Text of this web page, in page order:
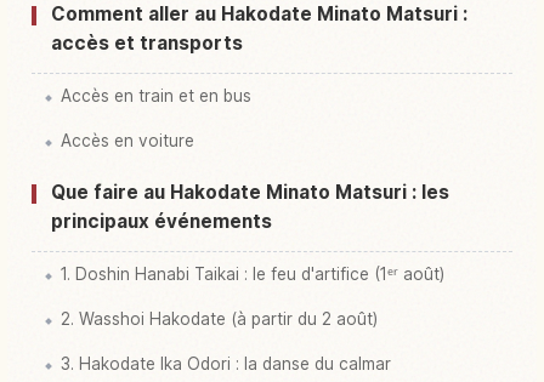
Comment aller au Hakodate Minato Matsuri :
accès et transports
Accès en train et en bus
Accès en voiture
Que faire au Hakodate Minato Matsuri : les
principaux événements
1. Doshin Hanabi Taikai : le feu d'artifice (1ᵉʳ août)
2. Wasshoi Hakodate (à partir du 2 août)
3. Hakodate Ika Odori : la danse du calmar